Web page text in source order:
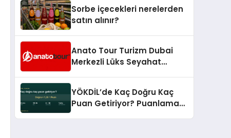
Sorbe içecekleri nerelerden
satın alınır?
Anato Tour Turizm Dubai
Merkezli Lüks Seyahat
YÖKDİL’de Kaç Doğru Kaç
Puan Getiriyor? Puanlama